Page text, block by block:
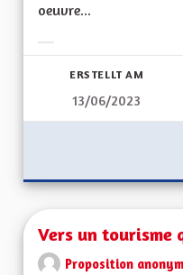
oeuvre...
ERSTELLT AM
13/06/2023
Vers un
Proposition